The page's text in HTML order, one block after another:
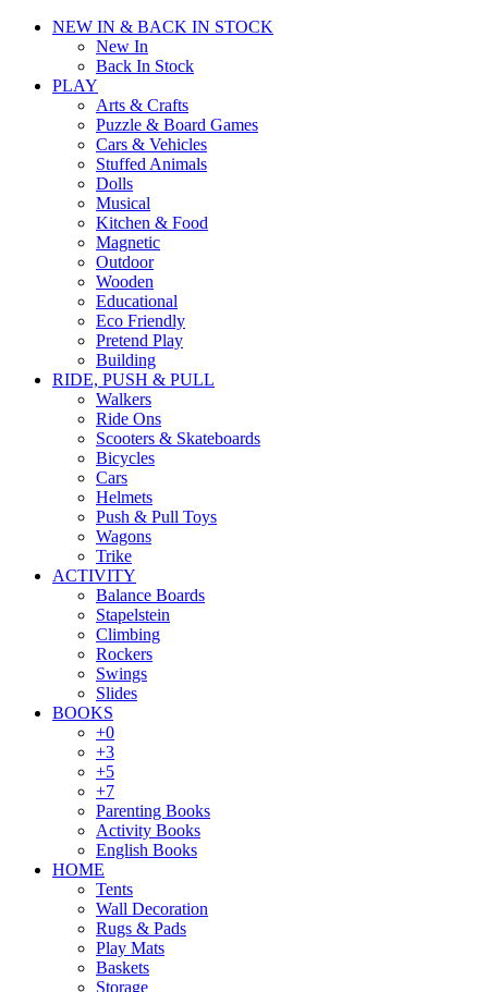
NEW IN & BACK IN STOCK
New In
Back In Stock
PLAY
Arts & Crafts
Puzzle & Board Games
Cars & Vehicles
Stuffed Animals
Dolls
Musical
Kitchen & Food
Magnetic
Outdoor
Wooden
Educational
Eco Friendly
Pretend Play
Building
RIDE, PUSH & PULL
Walkers
Ride Ons
Scooters & Skateboards
Bicycles
Cars
Helmets
Push & Pull Toys
Wagons
Trike
ACTIVITY
Balance Boards
Stapelstein
Climbing
Rockers
Swings
Slides
BOOKS
+0
+3
+5
+7
Parenting Books
Activity Books
English Books
HOME
Tents
Wall Decoration
Rugs & Pads
Play Mats
Baskets
Storage